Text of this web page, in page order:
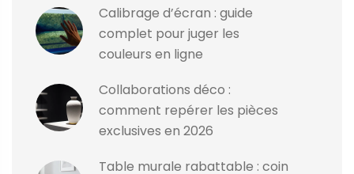
Calibrage d’écran : guide
complet pour juger les
couleurs en ligne
Collaborations déco :
comment repérer les pièces
exclusives en 2026
Table murale rabattable : coin